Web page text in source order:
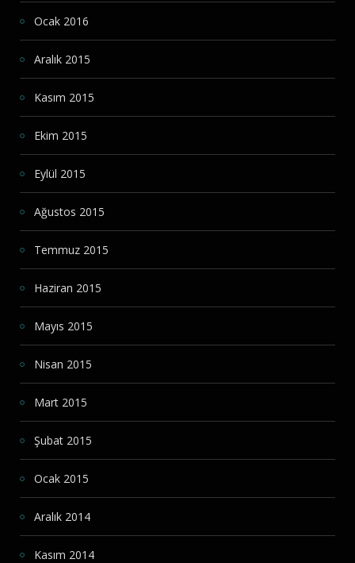
Ocak 2016
Aralık 2015
Kasım 2015
Ekim 2015
Eylül 2015
Ağustos 2015
Temmuz 2015
Haziran 2015
Mayıs 2015
Nisan 2015
Mart 2015
Şubat 2015
Ocak 2015
Aralık 2014
Kasım 2014